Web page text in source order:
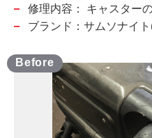
修理内容：
キャスター
ブランド：サムソナイ